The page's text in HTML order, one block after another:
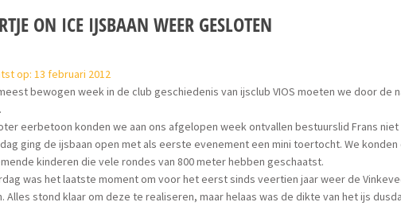
ON ICE IJSBAAN WEER GESLOTEN
op: 13 februari 2012
bewogen week in de club geschiedenis van ijsclub VIOS moeten we door de
eerbetoon konden we aan ons afgelopen week ontvallen bestuurslid Frans
ging de ijsbaan open met als eerste evenement een mini toertocht. We
kinderen die vele rondes van 800 meter hebben geschaatst.
was het laatste moment om voor het eerst sinds veertien jaar weer de
Alles stond klaar om deze te realiseren, maar helaas was de dikte van het ijs